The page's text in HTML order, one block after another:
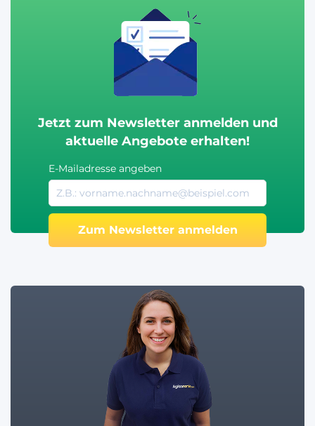
Jetzt zum Newsletter anmelden und
aktuelle Angebote erhalten!
E-Mailadresse angeben
Zum Newsletter anmelden